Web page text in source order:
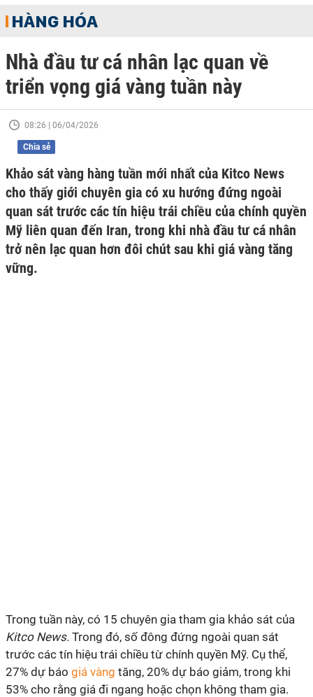
HÀNG HÓA
Nhà đầu tư cá nhân lạc quan về
triển vọng giá vàng tuần này
08:26 | 06/04/2026
Chia sẻ
Khảo sát vàng hàng tuần mới nhất của Kitco News
cho thấy giới chuyên gia có xu hướng đứng ngoài
quan sát trước các tín hiệu trái chiều của chính quyền
Mỹ liên quan đến Iran, trong khi nhà đầu tư cá nhân
trở nên lạc quan hơn đôi chút sau khi giá vàng tăng
vững.
Trong tuần này, có 15 chuyên gia tham gia khảo sát của
Kitco News. Trong đó, số đông đứng ngoài quan sát
trước các tín hiệu trái chiều từ chính quyền Mỹ. Cụ thể,
27% dự báo giá vàng tăng, 20% dự báo giảm, trong khi
53% cho rằng giá đi ngang hoặc chọn không tham gia.